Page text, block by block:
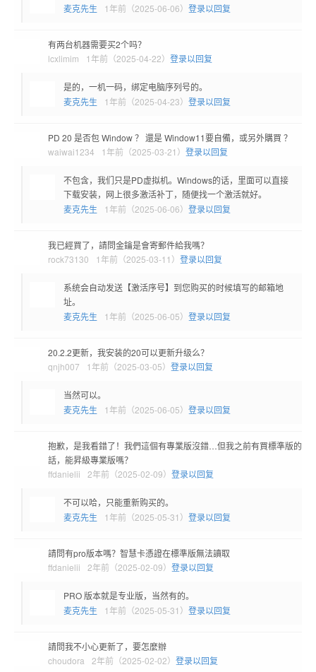
麦克先生
1年前（2025-06-06） 登录以回复
有两台机器需要买2个吗？
lcxlimim
1年前（2025-04-22） 登录以回复
是的，一机一码，绑定电脑序列号的。
麦克先生
1年前（2025-04-23） 登录以回复
PD 20 是否包 Window ？ 還是 Window11要自備，或另外購買 ？
waiwai1234
1年前（2025-03-21） 登录以回复
不包含，我们只是PD虚拟机。Windows的话，里面可以直接
下载安装，网上很多激活补丁，随便找一个激活就好。
麦克先生
1年前（2025-06-06） 登录以回复
我已經買了，請問金鑰是會寄郵件給我嗎？
rock73130
1年前（2025-03-11） 登录以回复
系统会自动发送【激活序号】到您购买的时候填写的邮箱地
址。
麦克先生
1年前（2025-06-05） 登录以回复
20.2.2更新，我安装的20可以更新升级么？
qnjh007
1年前（2025-03-05） 登录以回复
当然可以。
麦克先生
1年前（2025-06-05） 登录以回复
抱歉，是我看錯了！我們這個有專業版沒錯…但我之前有買標準版的
話，能昇級專業版嗎？
ffdanielii
2年前（2025-02-09） 登录以回复
不可以哈，只能重新购买的。
麦克先生
1年前（2025-05-31） 登录以回复
請問有pro版本嗎？智慧卡憑證在標準版無法讀取
ffdanielii
2年前（2025-02-09） 登录以回复
PRO 版本就是专业版，当然有的。
麦克先生
1年前（2025-05-31） 登录以回复
請問我不小心更新了，要怎麼辦
choudora
2年前（2025-02-02） 登录以回复